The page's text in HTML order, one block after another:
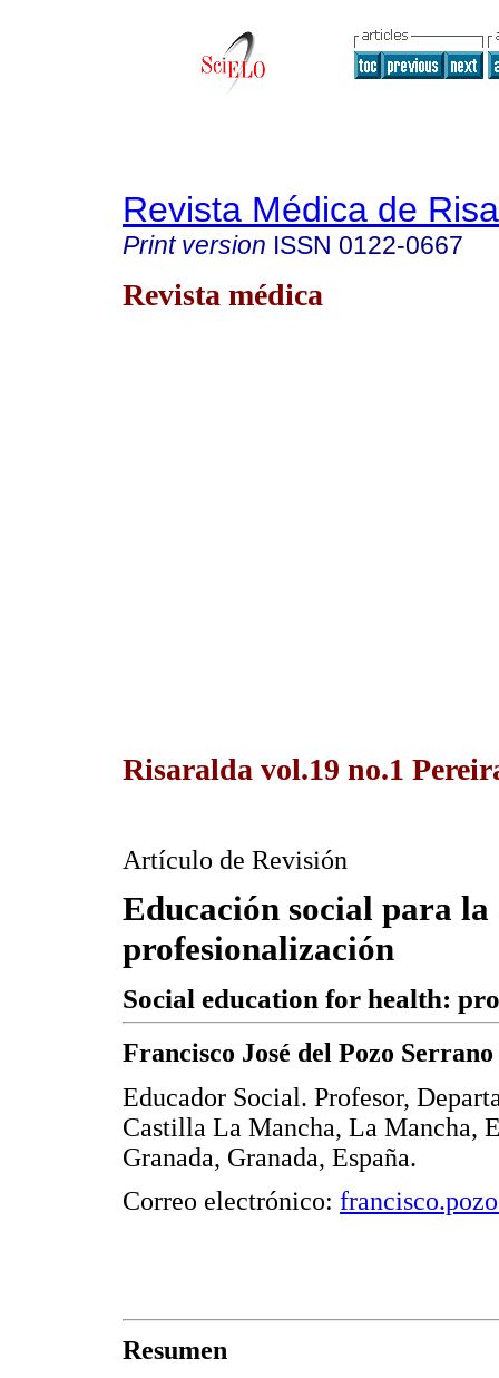
Revista Médica de
Print version ISSN 0122-0667
Revista médica
Risaralda vol.19 no.1
Artículo de Revisión
Educación social para
profesionalización
Social education for health:
Francisco José del Pozo Serrano
Educador Social. Profesor,
Castilla La Mancha, La Mancha,
Granada, Granada, España.
Correo electrónico:
Resumen